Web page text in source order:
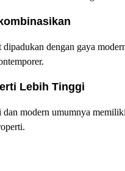
dengan gaya
Lebih Tinggi
dan modern umumnya